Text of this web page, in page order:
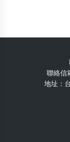
聯絡信
地址：